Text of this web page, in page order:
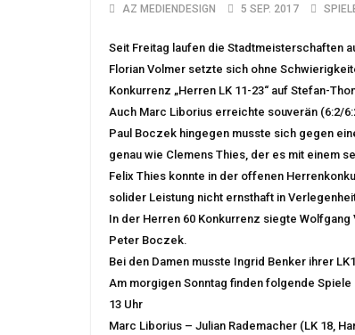
AZ MEDIENDESIGN 5 SEP. 2017
Seit Freitag laufen die Stadtmeisterschaften
Florian Volmer setzte sich ohne
Konkurrenz „Herren LK 11-23“ auf Stefan-
Auch Marc Liborius erreichte souverän (6:2/
Paul Boczek hingegen musste sich gegen
genau wie Clemens Thies, der es mit einem
Felix Thies konnte in der offenen
solider Leistung nicht ernsthaft in
In der Herren 60 Konkurrenz siegte
Peter Boczek.
Bei den Damen musste Ingrid Benker ihrer
Am morgigen Sonntag finden folgende
13 Uhr
Marc Liborius – Julian Rademacher (LK 18,